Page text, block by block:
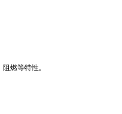
燃等特性。